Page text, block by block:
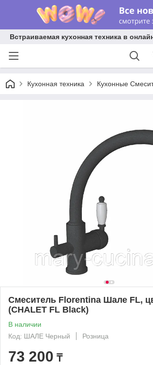
Встраиваемая кухонная техника в
Кухонная техника Кухонные
Смеситель Florentina Шале FL,
(CHALET FL Black)
В наличии
Код: ШАЛЕ Черный
Розница
73 200 ₸